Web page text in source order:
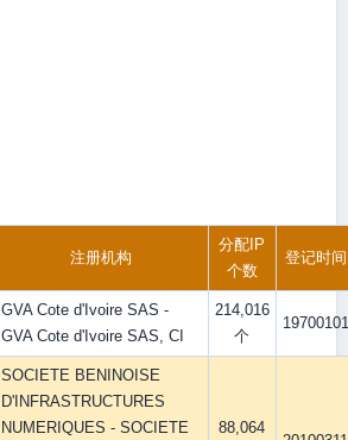
注册机构
分配IP
个数
登记时间
GVA Cote d'Ivoire SAS -
GVA Cote d'Ivoire SAS, CI
214,016
个
19700101
SOCIETE BENINOISE
D'INFRASTRUCTURES
NUMERIQUES - SOCIETE
88,064